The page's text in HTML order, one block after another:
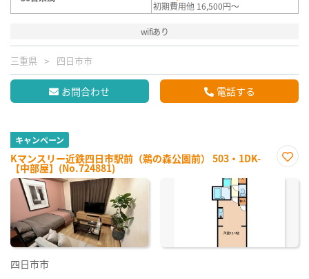
初期費用他 16,500円～
wifiあり
三重県 四日市市
お問合わせ 電話する
キャンペーン
Kマンスリー近鉄四日市駅前（鵜の森公園前） 503・1DK-
【中部屋】(No.724881)
に入
四日市市